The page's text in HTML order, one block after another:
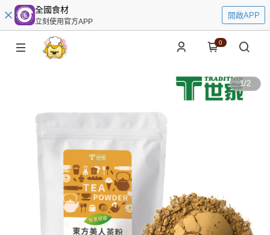
全國食材
立刻使用官方APP
開啟APP
0
1/2